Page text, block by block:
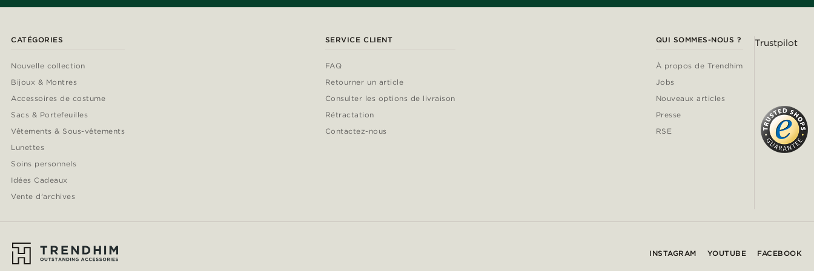
CATÉGORIES
Nouvelle collection
Bijoux & Montres
Accessoires de costume
Sacs & Portefeuilles
Vêtements & Sous-vêtements
Lunettes
Soins personnels
Idées Cadeaux
Vente d'archives
SERVICE CLIENT
FAQ
Retourner un article
Consulter les options de livraison
Rétractation
Contactez-nous
QUI SOMMES-NOUS ?
À propos de Trendhim
Jobs
Nouveaux articles
Presse
RSE
Trustpilot
INSTAGRAM YOUTUBE FACEBOOK